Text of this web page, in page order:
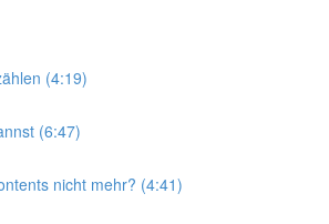
(4:19)
(6:47)
nicht mehr? (4:41)